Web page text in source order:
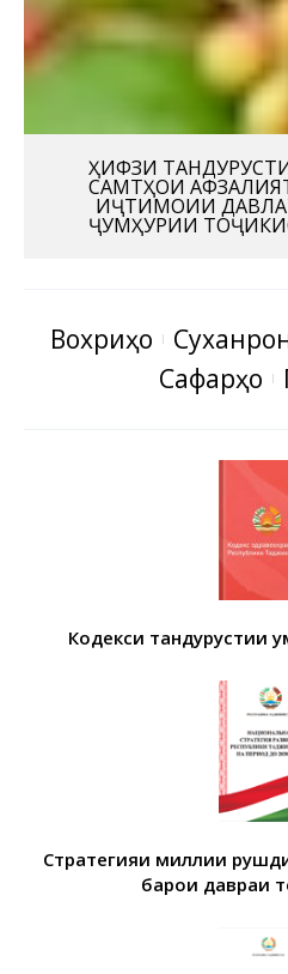
ҲИФЗИ
САМТҲОИ
ИҶТИМОИИ
ҶУМҲУРИИ
Вохӯриҳо
Сафарҳо
Кодекси тандурустии
Стратегияи миллии
барои давраи